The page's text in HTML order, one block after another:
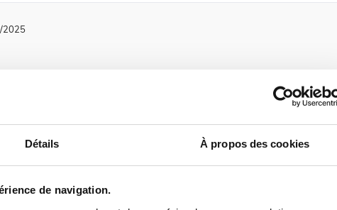
Détails À propos des cookies
de navigation.
2025
2025